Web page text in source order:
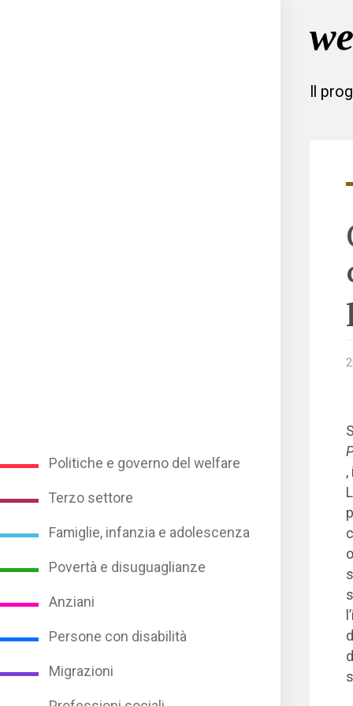
Politiche e governo del welfare
Terzo settore
Famiglie, infanzia e adolescenza
Povertà e disuguaglianze
Anziani
Persone con disabilità
Migrazioni
Il
,